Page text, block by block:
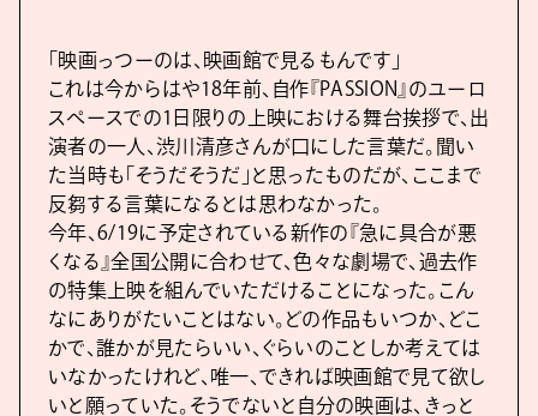
「映画っつーのは、映画館で見るもんです」
これは今からはや18年前、自作『PASSION』のユーロ
スペースでの1日限りの上映における舞台挨拶で、出
演者の一人、渋川清彦さんが口にした言葉だ。聞い
た当時も「そうだそうだ」と思ったものだが、ここまで
反芻する言葉になるとは思わなかった。
今年、6/19に予定されている新作の『急に具合が悪
くなる』全国公開に合わせて、色々な劇場で、過去作
の特集上映を組んでいただけることになった。こん
なにありがたいことはない。どの作品もいつか、どこ
かで、誰かが見たらいい、ぐらいのことしか考えては
いなかったけれど、唯一、できれば映画館で見て欲し
いと願っていた。そうでないと自分の映画は、きっと